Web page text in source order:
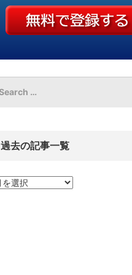
過去の記事一覧